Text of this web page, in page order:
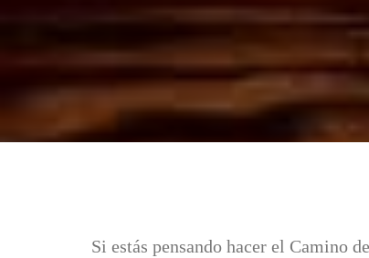
Si estás pensando hacer el Camino